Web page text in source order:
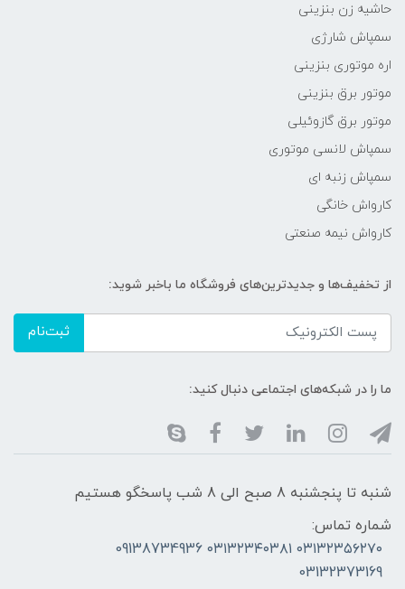
حاشیه زن بنزینی
سمپاش شارژی
اره موتوری بنزینی
موتور برق بنزینی
موتور برق گازوئیلی
سمپاش لانسی موتوری
سمپاش زنبه ای
کارواش خانگی
کارواش نیمه صنعتی
از تخفیف‌ها و جدیدترین‌های فروشگاه ما باخبر شوید:
ثبت‌نام
ما را در شبکه‌های اجتماعی دنبال کنید:
شنبه تا پنجشنبه 8 صبح الی 8 شب پاسخگو هستیم
شماره تماس:
۰۳۱۳۲۳۵۶۲۷۰ ۰۳۱۳۲۳۴۰۳۸۱ 09138734936
03132373169